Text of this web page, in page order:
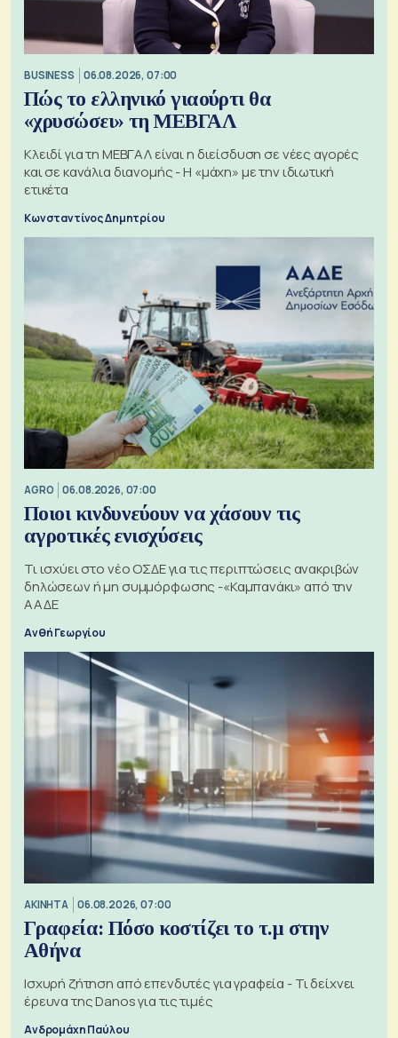
BUSINESS 06.08.2026, 07:00
Πώς το ελληνικό γιαούρτι θα
«χρυσώσει» τη ΜΕΒΓΑΛ
Κλειδί για τη ΜΕΒΓΑΛ είναι η διείσδυση σε νέες αγορές
και σε κανάλια διανομής - Η «μάχη» με την ιδιωτική
ετικέτα
Κωνσταντίνος Δημητρίου
AGRO 06.08.2026, 07:00
Ποιοι κινδυνεύουν να χάσουν τις
αγροτικές ενισχύσεις
Τι ισχύει στο νέο ΟΣΔΕ για τις περιπτώσεις ανακριβών
δηλώσεων ή μη συμμόρφωσης -«Καμπανάκι» από την
ΑΑΔΕ
Ανθή Γεωργίου
ΑΚΙΝΗΤΑ 06.08.2026, 07:00
Γραφεία: Πόσο κοστίζει το τ.μ στην
Αθήνα
Ισχυρή ζήτηση από επενδυτές για γραφεία - Τι δείχνει
έρευνα της Danos για τις τιμές
Ανδρομάχη Παύλου